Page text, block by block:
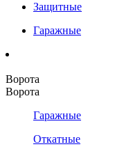
Защитные
Гаражные
Ворота
Ворота
Гаражные
Откатные